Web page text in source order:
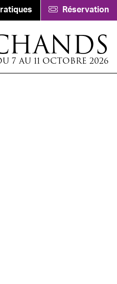
Réservation
7 AU 11 OCTOBRE 2026